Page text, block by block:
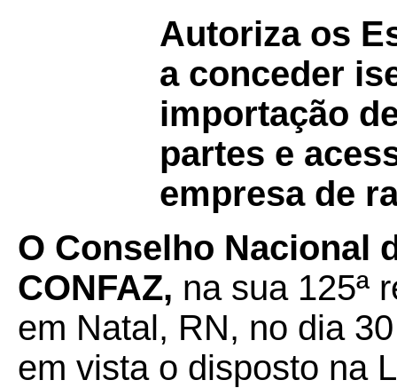
Autoriza os
a conceder
importação
partes e
empresa de
O Conselho Nacional
CONFAZ, na sua 125ª
em Natal, RN, no dia
em vista o disposto na